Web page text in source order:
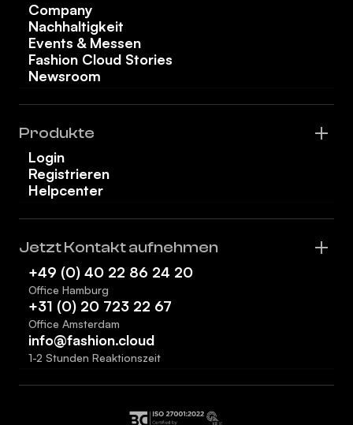
Company
Nachhaltigkeit
Events & Messen
Fashion Cloud Stories
Newsroom
Produkte
Login
Registrieren
Helpcenter
Jetzt Kontakt aufnehmen
+49 (0) 40 22 86 24 20
Office Hamburg
+31 (0) 20 723 22 67
Office Amsterdam
info@fashion.cloud
1-2 Stunden Reaktionszeit